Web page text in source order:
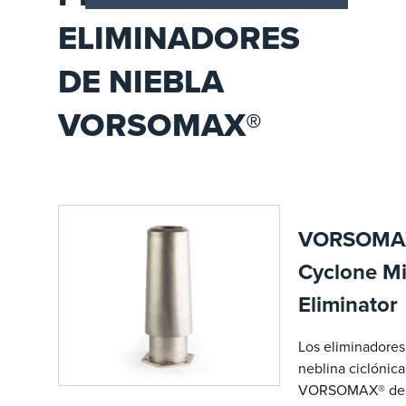
ELIMINADORES
DE NIEBLA
VORSOMAX®
Cyclone
Eliminator
Los
neblina ciclónica
VORSOMAX®